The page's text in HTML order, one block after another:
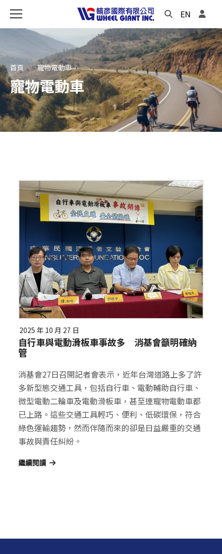
EN
首頁 寵物電動車
寵物電動車
2025 年 10 月 27 日
自行車與電動滑板車事故多 消基會籲明確納
管
消基會27日召開記者會表示，近年台灣道路上多了許
多新型態交通工具，包括自行車、電動輔助自行車、
微型電動二輪車及電動滑板車，甚至連寵物電動車都
已上路。這些交通工具輕巧、便利、低碳環保，符合
綠色運輸趨勢，然而伴隨而來的卻是日益嚴重的交通
事故與責任糾紛。
繼續閱讀